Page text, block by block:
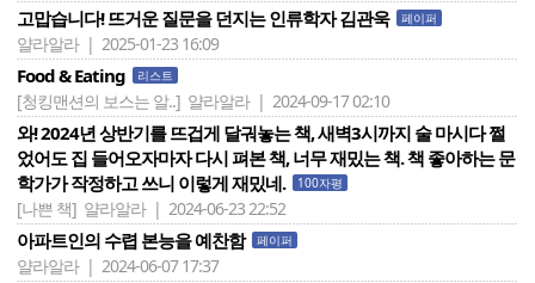
고맙습니다! 뜨거운 질문을 던지는 인류학자 김관욱 페이퍼
얄라알라 | 2025-01-23 16:09
Food & Eating 리스트
[청킹맨션의 보스는 알..] 얄라알라 | 2024-09-17 02:10
와! 2024년 상반기를 뜨겁게 달궈놓는 책, 새벽3시까지 술 마시다 쩔
었어도 집 들어오자마자 다시 펴본 책, 너무 재밌는 책. 책 좋아하는 문
학가가 작정하고 쓰니 이렇게 재밌네.
100자평
[나쁜 책] 얄라알라 | 2024-06-23 22:52
아파트인의 수렵 본능을 예찬함 페이퍼
얄라알라 | 2024-06-07 17:37